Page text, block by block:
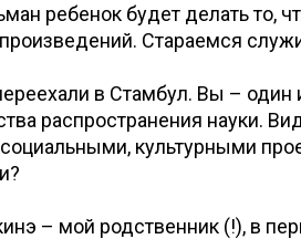
ребенок будет делать то,
Стараемся
в Стамбул. Вы – один
распространения науки.
культурными
– мой родственник (!), в